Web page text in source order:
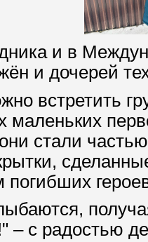
и в
и дочерей
встретить
стали
– с радостью